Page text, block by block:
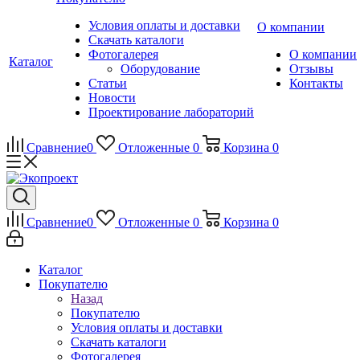
Каталог
Условия оплаты и доставки
Скачать каталоги
Фотогалерея
Оборудование
Статьи
Новости
Проектирование лабораторий
О компании
О компании
Отзывы
Контакты
Сравнение0 Отложенные 0 Корзина 0
Сравнение0 Отложенные 0 Корзина 0
Каталог
Покупателю
Назад
Покупателю
Условия оплаты и доставки
Скачать каталоги
Фотогалерея